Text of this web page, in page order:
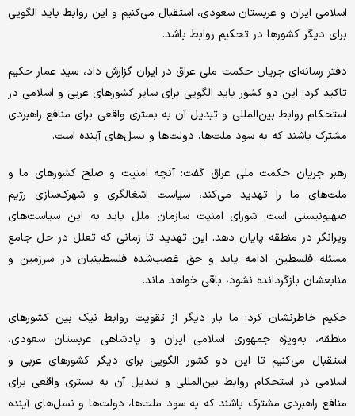
اسلامی ایران و عربستان سعودی، استقبال می‌کنیم و این روابط باید الگویی
برای دیگر کشورها در تحکیم روابط باشد.
دفتر رسانه‌ای جریان حکمت ملی عراق در ایران گزارش داد، سید عمار حکیم
تاکید کرد: این دو کشور باید الگویی برای سایر کشورهای عربی و اسلامی در
استحکام روابط بین‌المللی و تبدیل آن به بستری واقعی برای منافع راهبردی
مشترک باشند که به سود ملت‌ها، دولت‌ها و نسل‌های آینده است.
رهبر جریان حکمت ملی عراق گفت: آنچه امنیت و صلح کشورهای ما و
ملت‌های ما را تهدید می‌کند، سیاست اشغالگری و شهرک‌سازی رژیم
صهیونیستی است. شورای امنیت سازمان ملل باید به این سیاست‌های
ویرانگر در منطقه پایان دهد. این تهدید تا زمانی که تعلل در حل جامع
مسئله فلسطین ادامه یابد و حق غصب‌شده فلسطینیان در سرزمین و
منابعشان بازگردانده نشود، باقی خواهد ماند.
حکیم خاطرنشان کرد: ما بار دیگر از تقویت روابط نیک بین کشورهای
منطقه، به‌ویژه جمهوری اسلامی ایران و پادشاهی عربستان سعودی،
استقبال می‌کنیم تا این دو کشور الگویی برای دیگر کشورهای عربی و
اسلامی در استحکام روابط بین‌المللی و تبدیل آن به بستری واقعی برای
منافع راهبردی مشترک باشند که به سود ملت‌ها، دولت‌ها و نسل‌های آینده